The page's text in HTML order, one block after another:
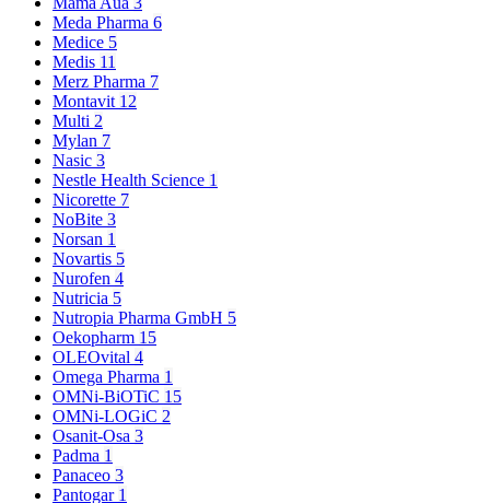
Meda Pharma 6
Medice 5
Medis 11
Merz Pharma 7
Montavit 12
Multi 2
Mylan 7
Nasic 3
Nestle Health Science 1
Nicorette 7
NoBite 3
Norsan 1
Novartis 5
Nurofen 4
Nutricia 5
Nutropia Pharma GmbH 5
Oekopharm 15
OLEOvital 4
Omega Pharma 1
OMNi-BiOTiC 15
OMNi-LOGiC 2
Osanit-Osa 3
Padma 1
Panaceo 3
Pantogar 1